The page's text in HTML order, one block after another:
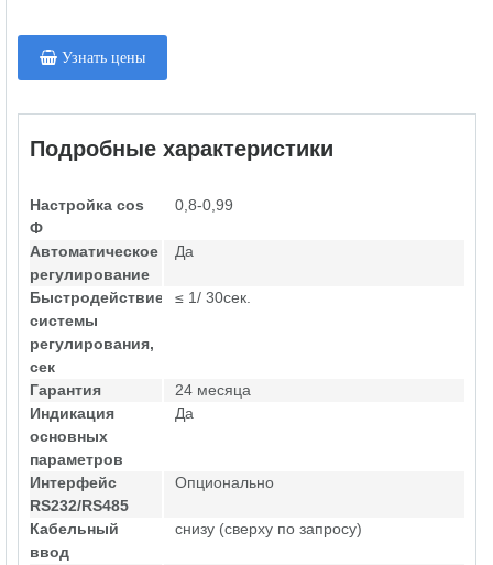
Узнать цены
Подробные характеристики
Настройка cos
Ф
0,8-0,99
Автоматическое
регулирование
Да
Быстродействие
системы
регулирования,
сек
≤ 1/ 30сек.
Гарантия
24 месяца
Индикация
основных
параметров
Да
Интерфейс
RS232/RS485
Опционально
Кабельный
ввод
снизу (сверху по запросу)